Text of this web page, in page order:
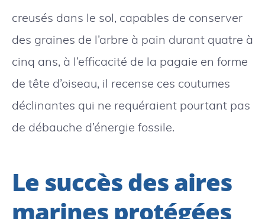
creusés dans le sol, capables de conserver
des graines de l’arbre à pain durant quatre à
cinq ans, à l’efficacité de la pagaie en forme
de tête d’oiseau, il recense ces coutumes
déclinantes qui ne requéraient pourtant pas
de débauche d’énergie fossile.
Le succès des aires
marines protégées